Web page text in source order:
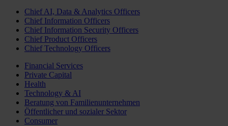
Chief AI, Data & Analytics Officers
Chief Information Officers
Chief Information Security Officers
Chief Product Officers
Chief Technology Officers
Financial Services
Private Capital
Health
Technology & AI
Beratung von Familienunternehmen
Öffentlicher und sozialer Sektor
Consumer